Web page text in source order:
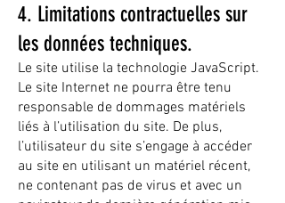
4. Limitations contractuelles sur
les données techniques.
Le site utilise la technologie JavaScript.
Le site Internet ne pourra être tenu
responsable de dommages matériels
liés à l’utilisation du site. De plus,
l’utilisateur du site s’engage à accéder
au site en utilisant un matériel récent,
ne contenant pas de virus et avec un